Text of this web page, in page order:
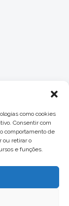
como cookies
Consentir com
comportamento de
ou retirar o
e funções.